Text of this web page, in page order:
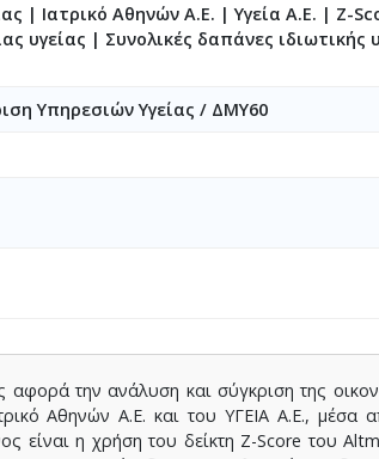
| Ιατρικό Αθηνών Α.Ε. | Υγεία Α.Ε. | Z-
υγείας | Συνολικές δαπάνες ιδιωτικής
Υπηρεσιών Υγείας / ΔΜΥ60
την ανάλυση και σύγκριση της
Αθηνών Α.Ε. και του ΥΓΕΙΑ Α.Ε., μέσα
είναι η χρήση του δείκτη Z-Score του